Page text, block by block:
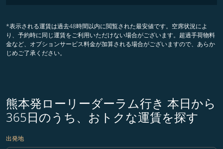
*表示される運賃は過去48時間以内に閲覧された最安値です。空席状況によ
り、予約時に同じ運賃をご利用いただけない場合がございます。超過手荷物料
金など、オプションサービス料金が加算される場合がございますので、あらか
じめご了承ください。
熊本発ローリーダーラム行き 本日から
365日のうち、おトクな運賃を探す
出発地